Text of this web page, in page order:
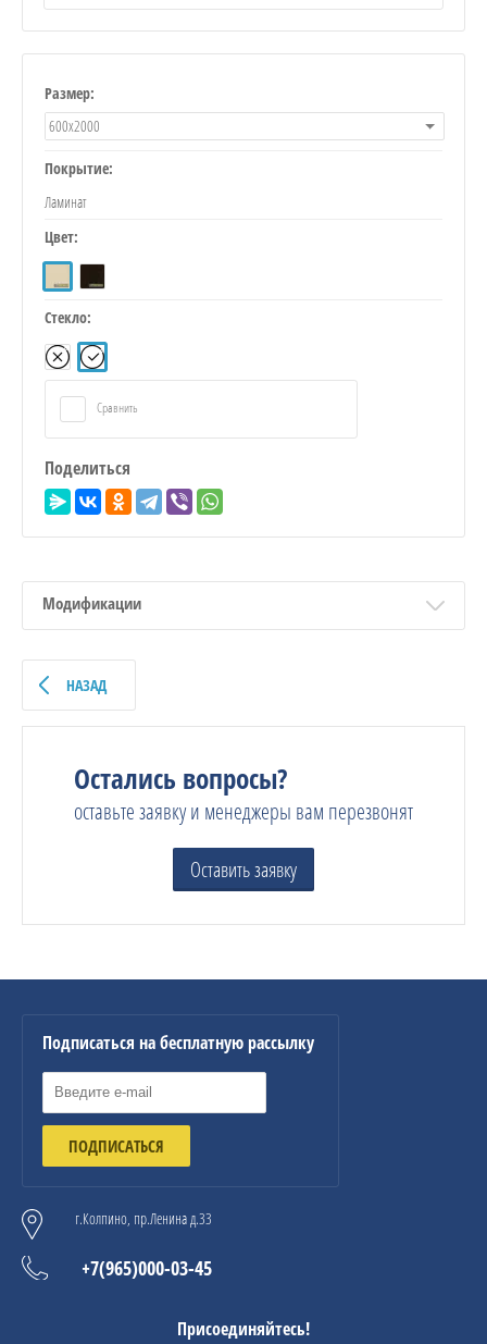
Размер:
600х2000
Покрытие:
Ламинат
Цвет:
Стекло:
Сравнить
Поделиться
Модификации
НАЗАД
Остались вопросы?
оставьте заявку и менеджеры вам перезвонят
Оставить заявку
Подписаться на бесплатную рассылку
ПОДПИСАТЬСЯ
г.Колпино, пр.Ленина д.33
+7(965)000-03-45
Присоединяйтесь!